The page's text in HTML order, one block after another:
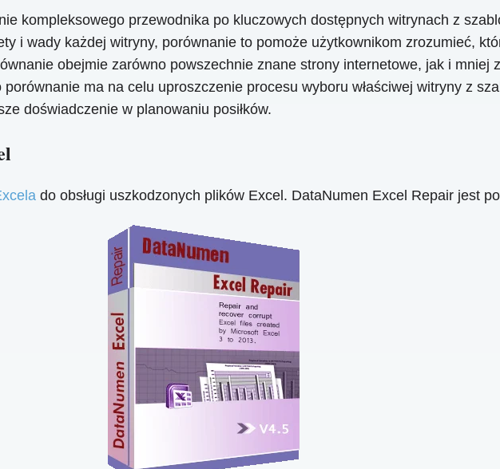
kompleksowego przewodnika po kluczowych dostępnych witrynach z
i wady każdej witryny, porównanie to pomoże użytkownikom zrozumieć,
obejmie zarówno powszechnie znane strony internetowe, jak i mniej
ma na celu uproszczenie procesu wyboru właściwej witryny z
doświadczenie w planowaniu posiłków.
do obsługi uszkodzonych plików Excel. DataNumen Excel Repair jest